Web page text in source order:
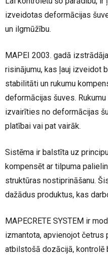
izveidotas deformācijas
un ilgmūžību.
MAPEI 2003. gadā
risinājumu, kas ļauj izveidot
stabilitāti un rukumu
deformācijas šuves.
izvairīties no deformācijas
platībai vai pat vairāk.
Sistēma ir balstīta uz
kompensēt ar tilpuma
struktūras nostiprināšanu.
dažādus produktus, kas
MAPECRETE SYSTEM ir
izmantota, apvienojot četrus
atbilstošā dozācijā, kontrolē